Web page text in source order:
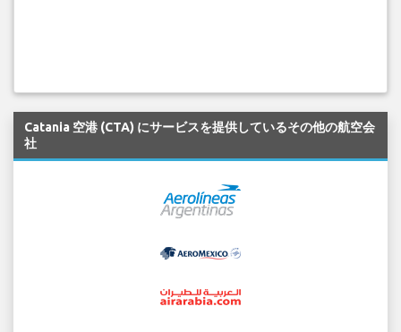
Catania 空港 (CTA) にサービスを提供しているその他の航空会
社